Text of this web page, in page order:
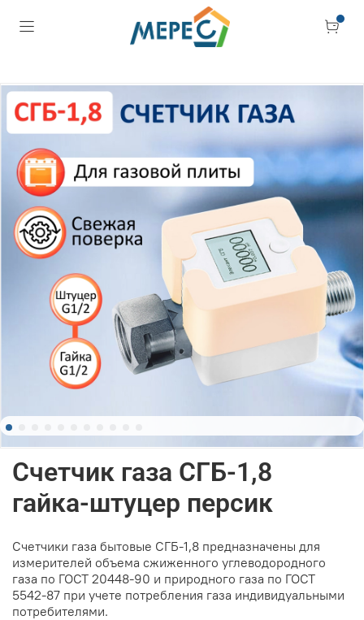
Счетчик газа СГБ-1,8
гайка-штуцер персик
Счетчики газа бытовые СГБ-1,8 предназначены для
измерителей объема сжиженного углеводородного
газа по ГОСТ 20448-90 и природного газа по ГОСТ
5542-87 при учете потребления газа индивидуальными
потребителями.